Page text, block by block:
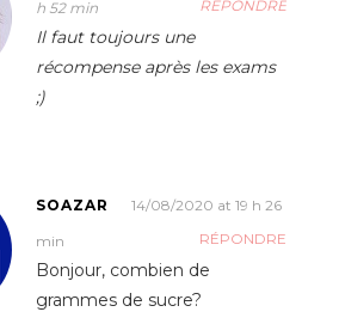
h 52 min
RÉPONDRE
Il faut toujours une
récompense après les exams
;)
SOAZAR
14/08/2020 at 19 h 26
min
RÉPONDRE
Bonjour, combien de
grammes de sucre?